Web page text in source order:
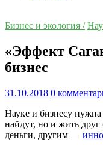
Бизнес и экология /
«Эффект
бизнес
31.10.2018 0
Науке и бизнесу
найдут, но и жить
деньги, другим —